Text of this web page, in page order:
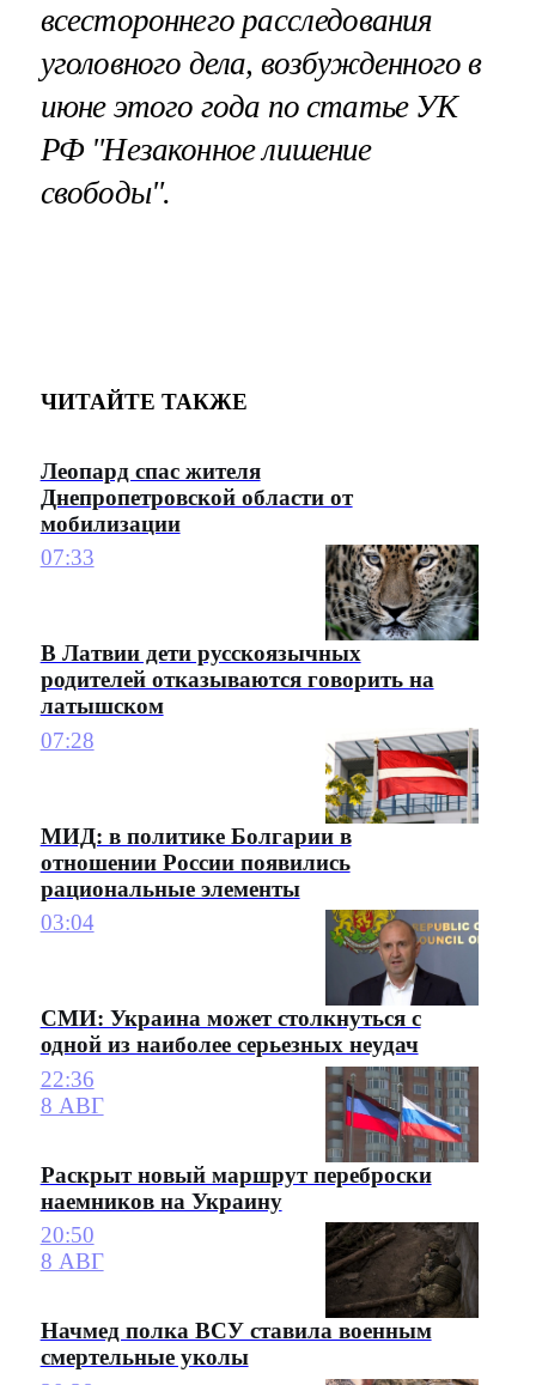
всестороннего расследования
уголовного дела, возбужденного в
июне этого года по статье УК
РФ "Незаконное лишение
свободы".
ЧИТАЙТЕ ТАКЖЕ
Леопард спас жителя
Днепропетровской области от
мобилизации
07:33
В Латвии дети русскоязычных
родителей отказываются говорить на
латышском
07:28
МИД: в политике Болгарии в
отношении России появились
рациональные элементы
03:04
СМИ: Украина может столкнуться с
одной из наиболее серьезных неудач
22:36
8 АВГ
Раскрыт новый маршрут переброски
наемников на Украину
20:50
8 АВГ
Начмед полка ВСУ ставила военным
смертельные уколы